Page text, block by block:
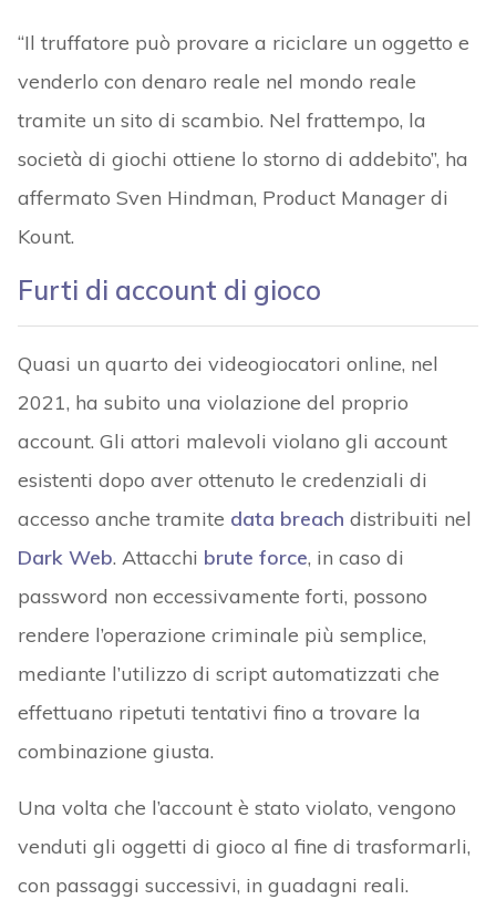
“Il truffatore può provare a riciclare un oggetto e
venderlo con denaro reale nel mondo reale
tramite un sito di scambio. Nel frattempo, la
società di giochi ottiene lo storno di addebito”, ha
affermato Sven Hindman, Product Manager di
Kount.
Furti di account di gioco
Quasi un quarto dei videogiocatori online, nel
2021, ha subito una violazione del proprio
account. Gli attori malevoli violano gli account
esistenti dopo aver ottenuto le credenziali di
accesso anche tramite data breach distribuiti nel
Dark Web. Attacchi brute force, in caso di
password non eccessivamente forti, possono
rendere l’operazione criminale più semplice,
mediante l’utilizzo di script automatizzati che
effettuano ripetuti tentativi fino a trovare la
combinazione giusta.
Una volta che l’account è stato violato, vengono
venduti gli oggetti di gioco al fine di trasformarli,
con passaggi successivi, in guadagni reali.